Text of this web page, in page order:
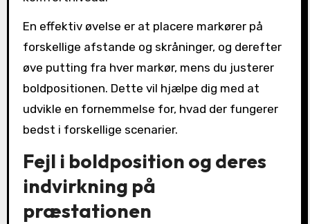
En effektiv øvelse er at placere markører på
forskellige afstande og skråninger, og derefter
øve putting fra hver markør, mens du justerer
boldpositionen. Dette vil hjælpe dig med at
udvikle en fornemmelse for, hvad der fungerer
bedst i forskellige scenarier.
Fejl i boldposition og deres
indvirkning på
præstationen